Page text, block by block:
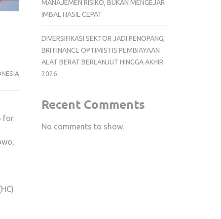
for
MANAJEMEN RISIKO, BUKAN MENGEJAR
IMBAL HASIL CEPAT
DIVERSIFIKASI SEKTOR JADI PENOPANG,
BRI FINANCE OPTIMISTIS PEMBIAYAAN
ALAT BERAT BERLANJUT HINGGA AKHIR
2026
Recent Comments
No comments to show.